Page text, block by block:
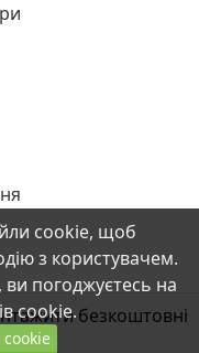
безкоштовні
cookie, щоб
з користувачем.
погоджуєтесь на
cookie.